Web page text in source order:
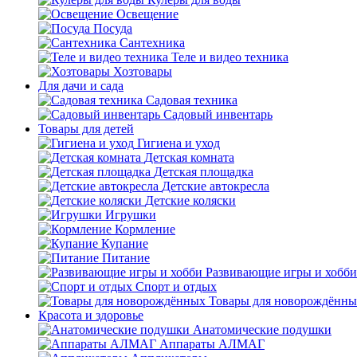
Освещение
Посуда
Сантехника
Теле и видео техника
Хозтовары
Для дачи и сада
Садовая техника
Садовый инвентарь
Товары для детей
Гигиена и уход
Детская комната
Детская площадка
Детские автокресла
Детские коляски
Игрушки
Кормление
Купание
Питание
Развивающие игры и хобби
Спорт и отдых
Товары для
Красота и здоровье
Анатомические подушки
Аппараты АЛМАГ